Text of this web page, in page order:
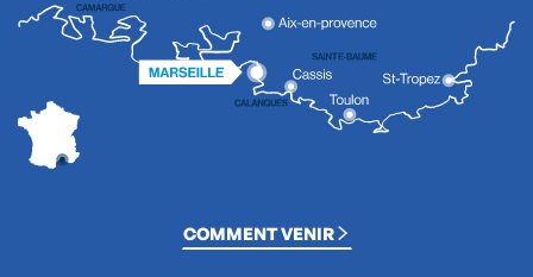
COMMENT VENIR